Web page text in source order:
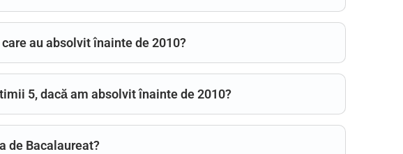
au absolvit înainte de 2010?
5, dacă am absolvit înainte de 2010?
de Bacalaureat?